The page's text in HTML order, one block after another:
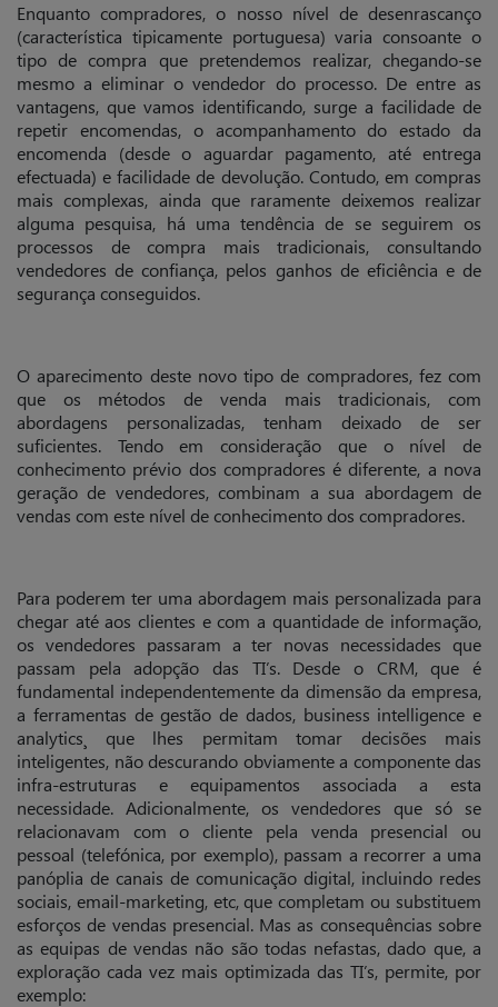
Enquanto compradores, o nosso nível de desenrascanço
(característica tipicamente portuguesa) varia consoante o
tipo de compra que pretendemos realizar, chegando-se
mesmo a eliminar o vendedor do processo. De entre as
vantagens, que vamos identificando, surge a facilidade de
repetir encomendas, o acompanhamento do estado da
encomenda (desde o aguardar pagamento, até entrega
efectuada) e facilidade de devolução. Contudo, em compras
mais complexas, ainda que raramente deixemos realizar
alguma pesquisa, há uma tendência de se seguirem os
processos de compra mais tradicionais, consultando
vendedores de confiança, pelos ganhos de eficiência e de
segurança conseguidos.
O aparecimento deste novo tipo de compradores, fez com
que os métodos de venda mais tradicionais, com
abordagens personalizadas, tenham deixado de ser
suficientes. Tendo em consideração que o nível de
conhecimento prévio dos compradores é diferente, a nova
geração de vendedores, combinam a sua abordagem de
vendas com este nível de conhecimento dos compradores.
Para poderem ter uma abordagem mais personalizada para
chegar até aos clientes e com a quantidade de informação,
os vendedores passaram a ter novas necessidades que
passam pela adopção das TI’s. Desde o CRM, que é
fundamental independentemente da dimensão da empresa,
a ferramentas de gestão de dados, business intelligence e
analytics¸ que lhes permitam tomar decisões mais
inteligentes, não descurando obviamente a componente das
infra-estruturas e equipamentos associada a esta
necessidade. Adicionalmente, os vendedores que só se
relacionavam com o cliente pela venda presencial ou
pessoal (telefónica, por exemplo), passam a recorrer a uma
panóplia de canais de comunicação digital, incluindo redes
sociais, email-marketing, etc, que completam ou substituem
esforços de vendas presencial. Mas as consequências sobre
as equipas de vendas não são todas nefastas, dado que, a
exploração cada vez mais optimizada das TI’s, permite, por
exemplo: